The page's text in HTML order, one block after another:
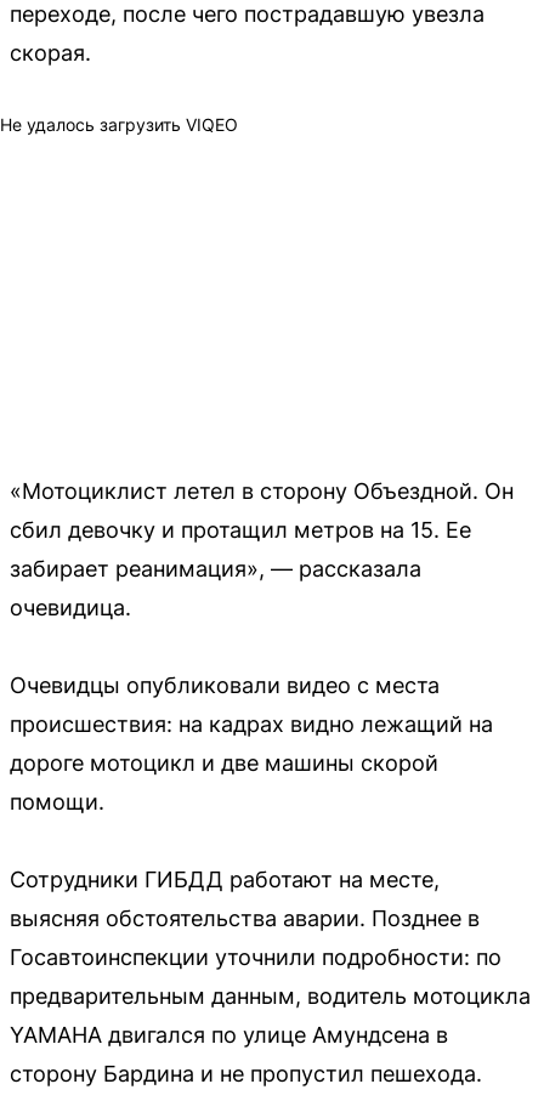
переходе, после чего пострадавшую увезла
скорая.
Не удалось загрузить VIQEO
«Мотоциклист летел в сторону Объездной. Он
сбил девочку и протащил метров на 15. Ее
забирает реанимация», — рассказала
очевидица.
Очевидцы опубликовали видео с места
происшествия: на кадрах видно лежащий на
дороге мотоцикл и две машины скорой
помощи.
Сотрудники ГИБДД работают на месте,
выясняя обстоятельства аварии. Позднее в
Госавтоинспекции уточнили подробности: по
предварительным данным, водитель мотоцикла
YAMAHA двигался по улице Амундсена в
сторону Бардина и не пропустил пешехода.